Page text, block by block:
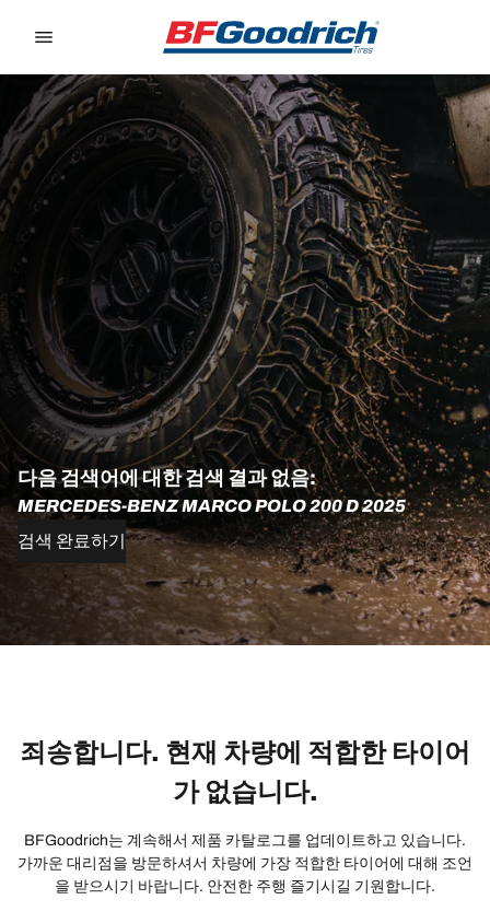
다음 검색어에 대한 검색 결과 없음:
MERCEDES-BENZ MARCO POLO 200 D 2025
검색 완료하기
죄송합니다. 현재 차량에 적합한 타이어
가 없습니다.
BFGoodrich는 계속해서 제품 카탈로그를 업데이트하고 있습니다.
가까운 대리점을 방문하셔서 차량에 가장 적합한 타이어에 대해 조언
을 받으시기 바랍니다. 안전한 주행 즐기시길 기원합니다.